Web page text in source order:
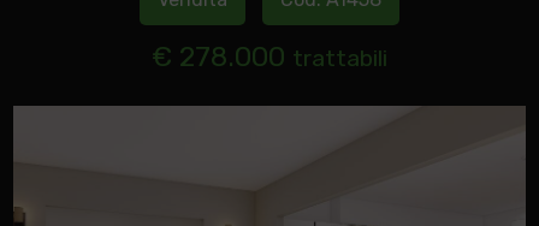
€ 278.000 trattabili